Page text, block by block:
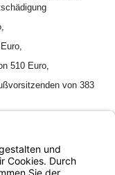
510 Euro,
von 383
die Vorsitzenden
Enquete-
Kontrollgremiums